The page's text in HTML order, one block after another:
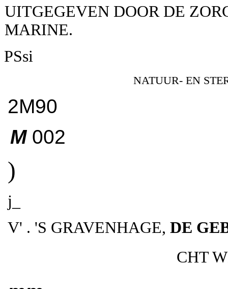
UITGEGEVEN DOOR DE
MARINE.
PSsi
NATUUR- EN
2M90
M 002
)
j_
V' . 'S GRAVENHAGE, DE
CHT